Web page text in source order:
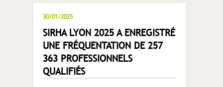
30/01/2025
SIRHA LYON 2025 A ENREGISTRÉ
UNE FRÉQUENTATION DE 257
363 PROFESSIONNELS
QUALIFIÉS